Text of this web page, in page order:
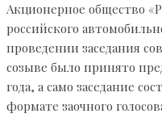
Акционерное общество
российского
проведении заседания
созыве было принято
года, а само заседание
формате заочного